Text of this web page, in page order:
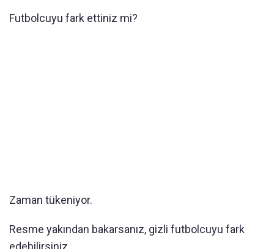
Futbolcuyu fark ettiniz mi?
Zaman tükeniyor.
Resme yakından bakarsanız, gizli futbolcuyu fark
edebilirsiniz.